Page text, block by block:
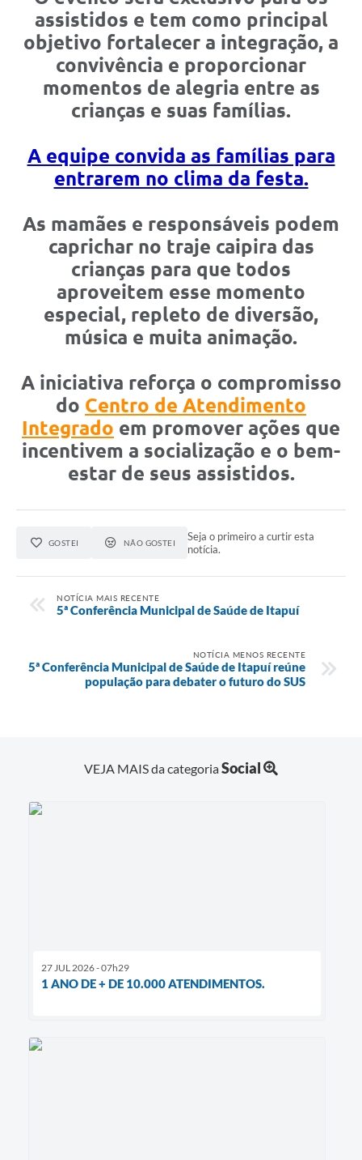
assistidos e tem como principal
objetivo fortalecer a integração, a
convivência e proporcionar
momentos de alegria entre as
crianças e suas famílias.
A equipe convida as famílias para
entrarem no clima da festa.
As mamães e responsáveis podem
caprichar no traje caipira das
crianças para que todos
aproveitem esse momento
especial, repleto de diversão,
música e muita animação.
A iniciativa reforça o compromisso
do Centro de Atendimento
Integrado em promover ações que
incentivem a socialização e o bem-
estar de seus assistidos.
GOSTEI NÃO GOSTEI
Seja o primeiro a curtir esta
notícia.
NOTÍCIA MAIS RECENTE
5ª Conferência Municipal de Saúde de Itapuí
NOTÍCIA MENOS RECENTE
5ª Conferência Municipal de Saúde de Itapuí reúne
população para debater o futuro do SUS
VEJA MAIS da categoriaSocial
27 JUL 2026 - 07h29
1 ANO DE + DE 10.000 ATENDIMENTOS.